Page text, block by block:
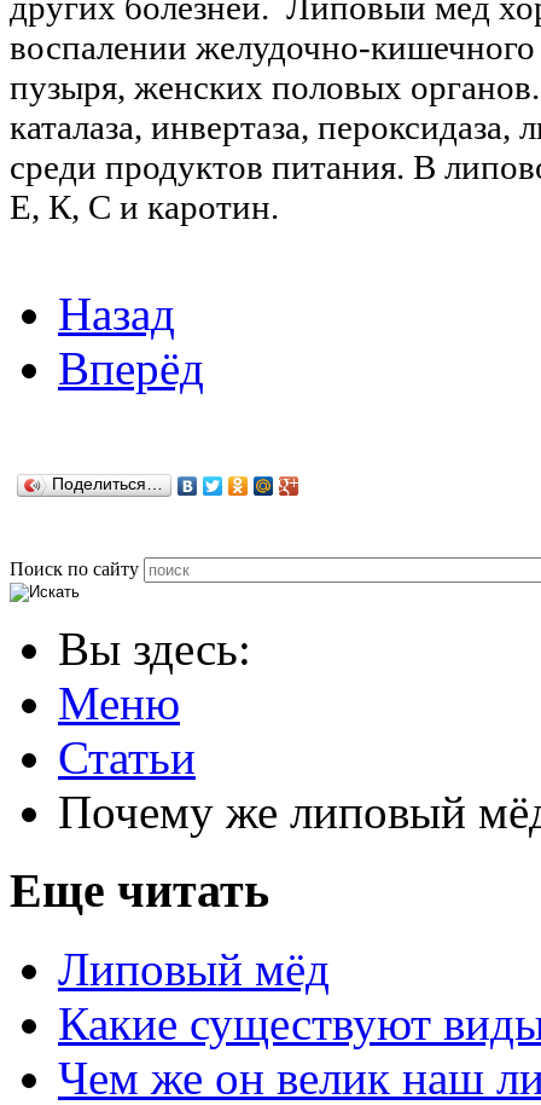
воспалении желудочно-кишечного
пузыря, женских половых
каталаза, инвертаза,
среди продуктов питания. В
Е, К, С и каротин.
Назад
Вперёд
Поделиться…
Поиск по сайту
Вы здесь:
Меню
Статьи
Почему же липовый
Еще читать
Липовый мёд
Какие существуют
Чем же он велик наш